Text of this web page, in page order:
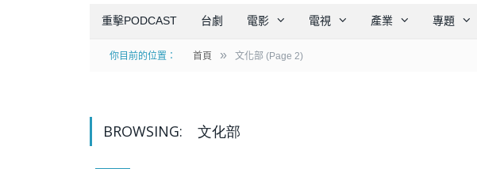
重擊PODCAST 台劇 電影 電視 產業 專題
你目前的位置： 首頁 » 文化部 (Page 2)
BROWSING: 文化部